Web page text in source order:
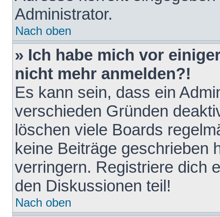
Administrator.
Nach oben
» Ich habe mich vor
nicht mehr anmelden?!
Es kann sein, dass ein
verschieden Gründen
löschen viele Boards
keine Beiträge geschrieben
verringern. Registriere dich
den Diskussionen teil!
Nach oben